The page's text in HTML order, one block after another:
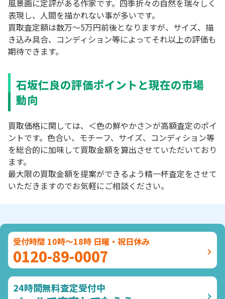
風景画に定評がある作家です。四季折々の自然を瑞々しく
表現し、人間を描かれない事が多いです。
買取査定額は数万～5万円前後となりますが、サイズ、描
き込み具合、コンディション等によってそれ以上の評価も
期待できます。
石坂仁良の評価ポイントと現在の市場
動向
買取価格に関しては、＜色の鮮やかさ＞が高額査定のポイ
ントです。色合い、モチーフ、サイズ、コンディション等
を総合的に加味して買取金額を算出させていただいており
ます。
最大限の買取金額を提案ができるよう精一杯査定をさせて
いただきますのでお気軽にご相談ください。
受付時間 10時～18時 日曜・祝日休み
0120-89-0007
24時間無料査定受付中